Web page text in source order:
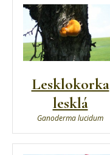
Lesklokorka
lesklá
Ganoderma lucidum